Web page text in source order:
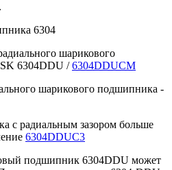
6304
шарикового
6304DDU /6304DDUCM
шарикового подшипника -
с радиальным зазором больше
6304DDUC3
подшипник 6304DDU может